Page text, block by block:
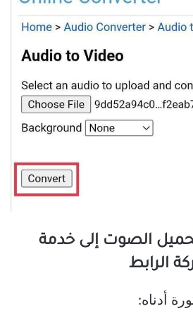
تحميل الصوت إلى خدمة
الرابط
أدناه: